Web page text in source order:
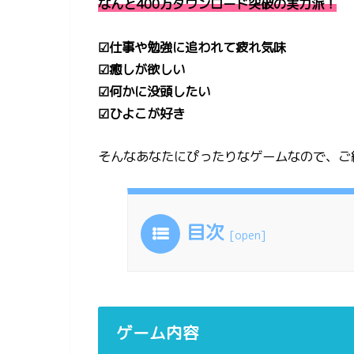
なんと400万ダウンロード突破の実力派！
☑︎仕事や勉強に追われて疲れ気味
☑︎癒しが欲しい
☑︎何かに没頭したい
☑︎ひよこが好き
そんなあなたにぴったりなゲームなので、ご
目次 [open]
ゲーム内容